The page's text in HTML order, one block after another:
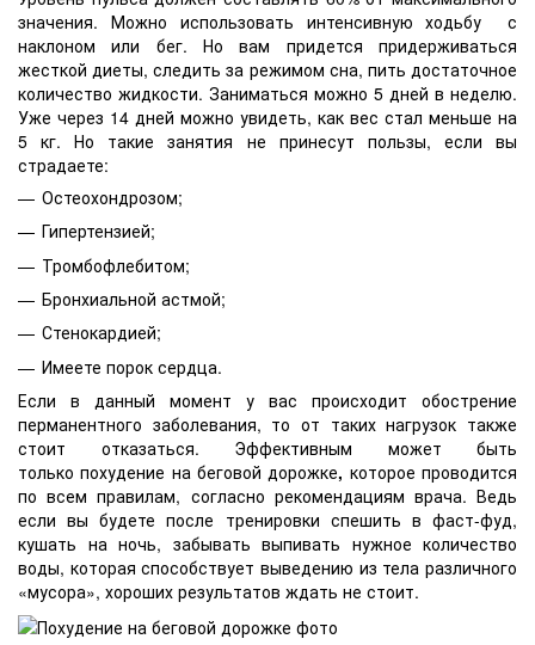
значения. Можно использовать интенсивную ходьбу с
наклоном или бег. Но вам придется придерживаться
жесткой диеты, следить за режимом сна, пить достаточное
количество жидкости. Заниматься можно 5 дней в неделю.
Уже через 14 дней можно увидеть, как вес стал меньше на
5 кг. Но такие занятия не принесут пользы, если вы
страдаете:
Остеохондрозом;
Гипертензией;
Тромбофлебитом;
Бронхиальной астмой;
Стенокардией;
Имеете порок сердца.
Если в данный момент у вас происходит обострение
перманентного заболевания, то от таких нагрузок также
стоит отказаться. Эффективным может быть
только похудение на беговой дорожке, которое проводится
по всем правилам, согласно рекомендациям врача. Ведь
если вы будете после тренировки спешить в фаст-фуд,
кушать на ночь, забывать выпивать нужное количество
воды, которая способствует выведению из тела различного
«мусора», хороших результатов ждать не стоит.